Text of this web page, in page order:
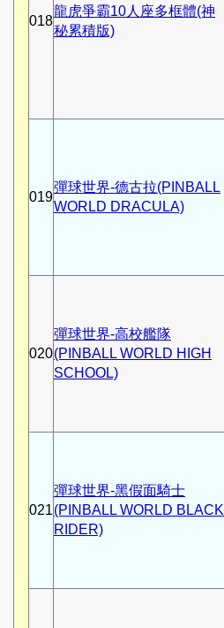
018
龍虎爭霸10人座多框體(神
秘累積版)
019
彈球世界-德古拉(PINBALL
WORLD DRACULA)
020
彈球世界-高校艦隊
(PINBALL WORLD HIGH
SCHOOL)
021
彈球世界-黑假面騎士
(PINBALL WORLD BLACK
RIDER)